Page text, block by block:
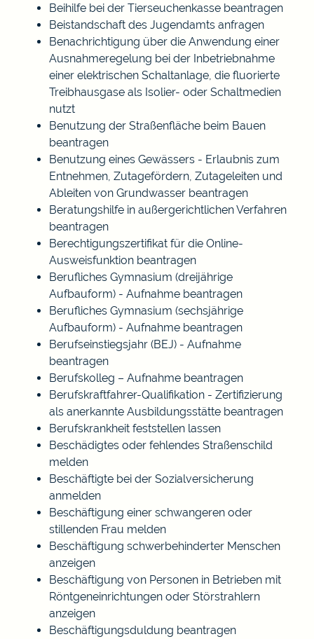
Beihilfe bei der Tierseuchenkasse beantragen
Beistandschaft des Jugendamts anfragen
Benachrichtigung über die Anwendung einer
Ausnahmeregelung bei der Inbetriebnahme
einer elektrischen Schaltanlage, die fluorierte
Treibhausgase als Isolier- oder Schaltmedien
nutzt
Benutzung der Straßenfläche beim Bauen
beantragen
Benutzung eines Gewässers - Erlaubnis zum
Entnehmen, Zutagefördern, Zutageleiten und
Ableiten von Grundwasser beantragen
Beratungshilfe in außergerichtlichen Verfahren
beantragen
Berechtigungszertifikat für die Online-
Ausweisfunktion beantragen
Berufliches Gymnasium (dreijährige
Aufbauform) - Aufnahme beantragen
Berufliches Gymnasium (sechsjährige
Aufbauform) - Aufnahme beantragen
Berufseinstiegsjahr (BEJ) - Aufnahme
beantragen
Berufskolleg – Aufnahme beantragen
Berufskraftfahrer-Qualifikation - Zertifizierung
als anerkannte Ausbildungsstätte beantragen
Berufskrankheit feststellen lassen
Beschädigtes oder fehlendes Straßenschild
melden
Beschäftigte bei der Sozialversicherung
anmelden
Beschäftigung einer schwangeren oder
stillenden Frau melden
Beschäftigung schwerbehinderter Menschen
anzeigen
Beschäftigung von Personen in Betrieben mit
Röntgeneinrichtungen oder Störstrahlern
anzeigen
Beschäftigungsduldung beantragen